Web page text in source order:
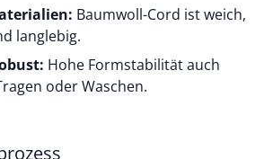
Baumwoll-Cord ist weich,
langlebig.
Hohe Formstabilität auch
oder Waschen.